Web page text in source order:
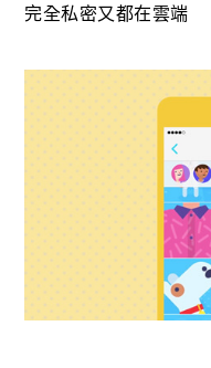
完全私密又都在雲端